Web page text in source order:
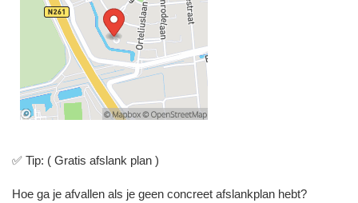
✅ Tip: ( Gratis afslank plan )
Hoe ga je afvallen als je geen concreet afslankplan hebt?